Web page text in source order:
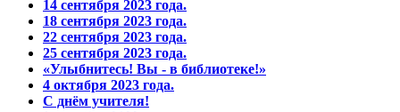
14 сентября 2023 года.
18 сентября 2023 года.
22 сентября 2023 года.
25 сентября 2023 года.
«Улыбнитесь! Вы - в библиотеке!»
4 октября 2023 года.
С днём учителя!